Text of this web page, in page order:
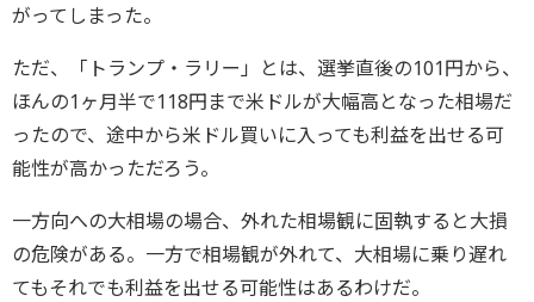
がってしまった。
ただ、「トランプ・ラリー」とは、選挙直後の101円から、
ほんの1ヶ月半で118円まで米ドルが大幅高となった相場だ
ったので、途中から米ドル買いに入っても利益を出せる可
能性が高かっただろう。
一方向への大相場の場合、外れた相場観に固執すると大損
の危険がある。一方で相場観が外れて、大相場に乗り遅れ
てもそれでも利益を出せる可能性はあるわけだ。